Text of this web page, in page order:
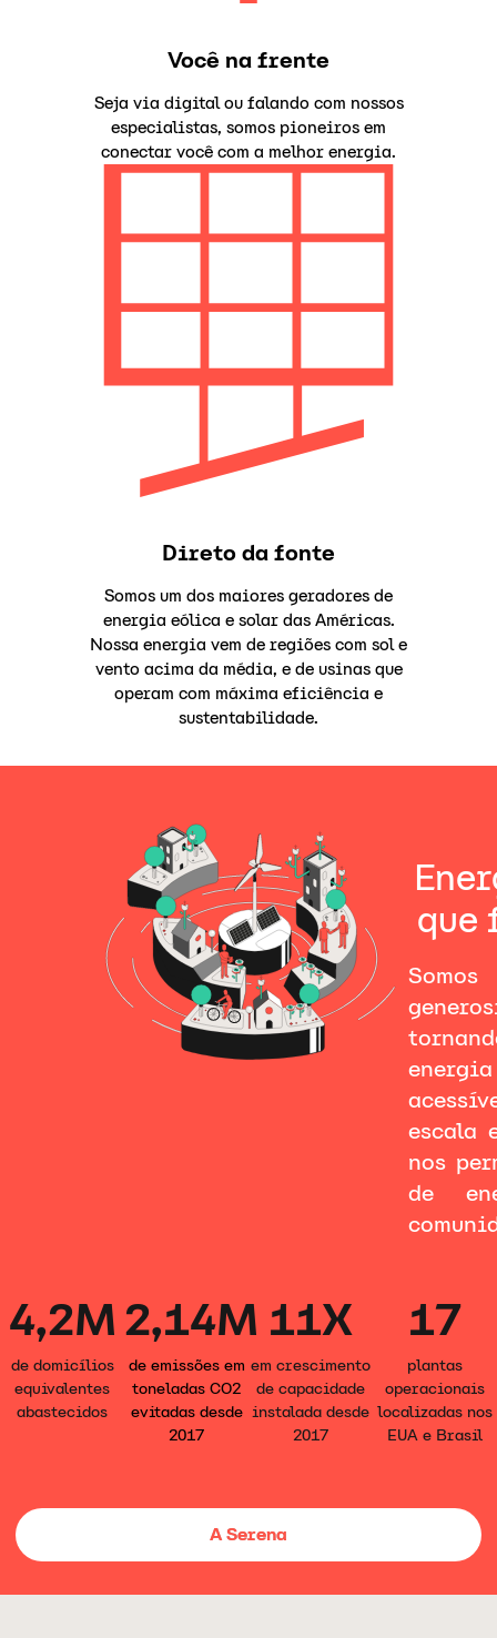
Você na frente
Seja via digital ou falando com nossos
especialistas, somos pioneiros em
conectar você com a melhor energia.
Direto da fonte
Somos um dos maiores geradores de
energia eólica e solar das Américas.
Nossa energia vem de regiões com sol e
vento acima da média, e de usinas que
operam com máxima eficiência e
sustentabilidade.
que
escala
nos
de
4,2M
de domicílios
equivalentes
abastecidos
2,14M
de emissões em
toneladas CO2
evitadas desde
2017
11X
em crescimento
de capacidade
instalada desde
2017
17
plantas
operacionais
localizadas nos
EUA e Brasil
A Serena